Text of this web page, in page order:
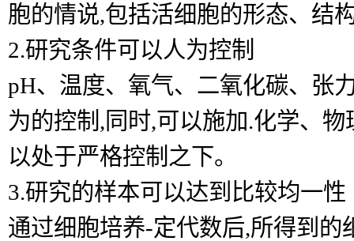
胞的情说,包括活细胞的形态、结
2.研究条件可以人为控制
pH、温度、氧气、二氧化碳、张
为的控制,同时,可以施加.化学、
以处于严格控制之下。
3.研究的样本可以达到比较均一性
通过细胞培养-定代数后,所得到